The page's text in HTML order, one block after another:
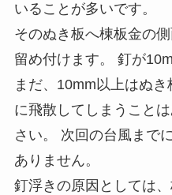
いることが多いです。
そのぬき板へ棟板金の
留め付けます。 釘が
まだ、10mm以上はぬ
に飛散してしまうこと
さい。 次回の台風まで
ありません。
釘浮きの原因としては